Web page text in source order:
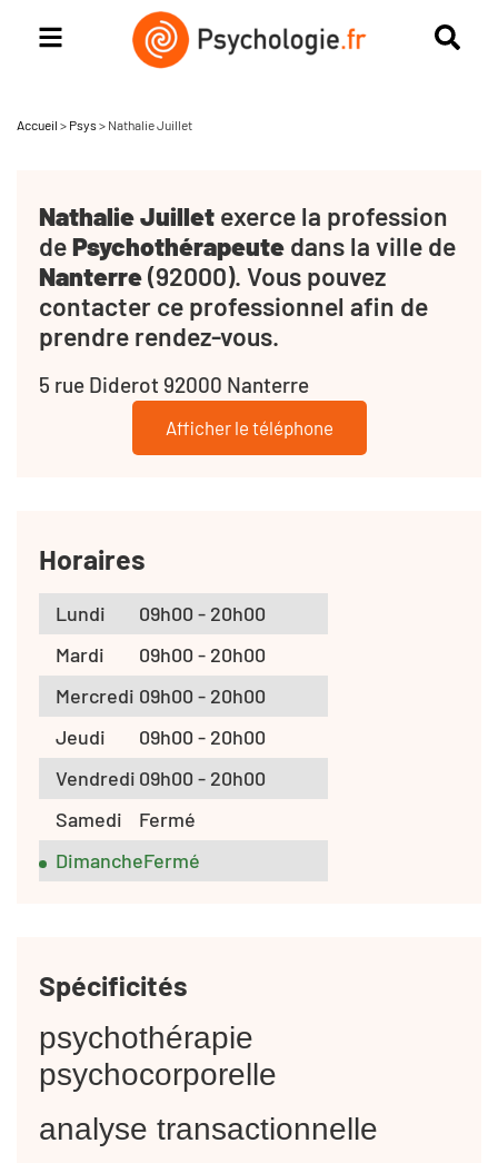
Accueil > Psys > Nathalie Juillet
Nathalie Juillet exerce la profession
dePsychothérapeute dans la ville de
Nanterre(92000). Vous pouvez
contacter ce professionnel afin de
prendre rendez-vous.
5 rue Diderot 92000 Nanterre
Afficher le téléphone
Horaires
Lundi
09h00 - 20h00
Mardi
09h00 - 20h00
Mercredi 09h00 - 20h00
Jeudi
09h00 - 20h00
Vendredi 09h00 - 20h00
Samedi
Fermé
DimancheFermé
Spécificités
psychothérapie
psychocorporelle
analyse transactionnelle